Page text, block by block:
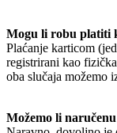
Mogu li robu platiti
Plaćanje karticom
registrirani kao
oba slučaja možemo
Možemo li